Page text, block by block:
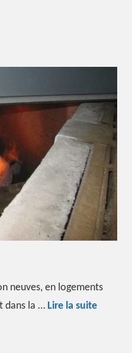
neuves, en logements
dans la … Lire la suite